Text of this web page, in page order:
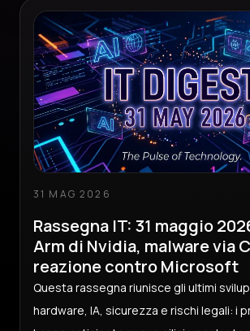
31 MAG 2026
Rassegna IT: 31 maggio
Arm di Nvidia, malware via
reazione contro Microsoft
Questa rassegna riunisce gli ultimi
hardware, IA, sicurezza e rischi legali: i